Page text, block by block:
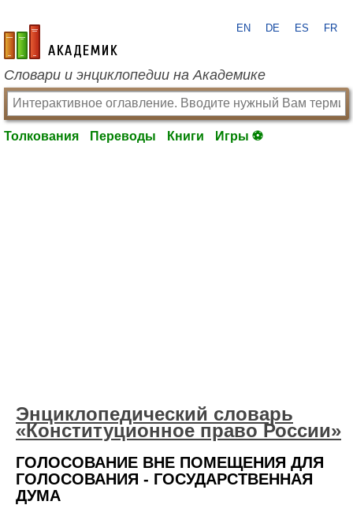
academic.ru
EN DE ES FR
Словари и энциклопедии на Академике
Толкования Переводы Книги Игры ⚽
Энциклопедический словарь
«Конституционное право России»
ГОЛОСОВАНИЕ ВНЕ ПОМЕЩЕНИЯ ДЛЯ
ГОЛОСОВАНИЯ - ГОСУДАРСТВЕННАЯ
ДУМА